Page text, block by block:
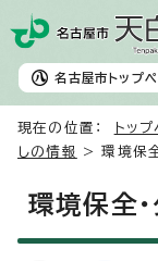
名古屋市 トップ
現在の位置： トッ
しの情報
> 環境保全
環境保全・